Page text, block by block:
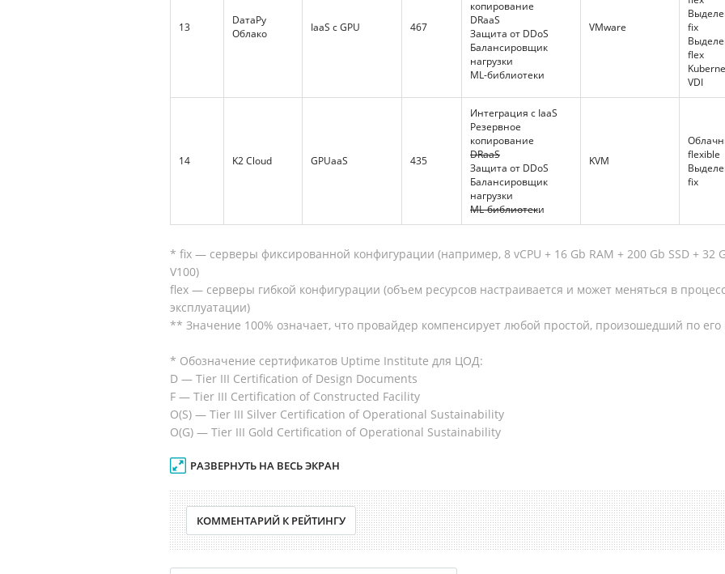
13
DатаРу
Облако
IaaS с GPU 467
копирование
DRaaS
Защита от DDoS
Балансировщик
нагрузки
ML-библиотеки
VMware
fix
flex
VDI
14 K2 Cloud GPUaaS 435
Интеграция с IaaS
Резервное
копирование
DRaaS
Защита от DDoS
Балансировщик
нагрузки
ML-библиотеки
KVM
flexible
fix
* fix — серверы фиксированной конфигурации (например, 8 vCPU + 16 Gb RAM + 200 Gb SSD + 32
V100)
flex — серверы гибкой конфигурации (объем ресурсов настраивается и может меняться в
эксплуатации)
** Значение 100% означает, что провайдер компенсирует любой простой, произошедший по его
* Обозначение сертификатов Uptime Institute для ЦОД:
D — Tier III Certification of Design Documents
F — Tier III Certification of Constructed Facility
O(S) — Tier III Silver Certification of Operational Sustainability
O(G) — Tier III Gold Certification of Operational Sustainability
РАЗВЕРНУТЬ НА ВЕСЬ ЭКРАН
КОММЕНТАРИЙ К РЕЙТИНГУ